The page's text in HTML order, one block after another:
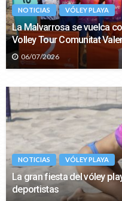
NOTICIAS VÓLEY PLAYA
La Malvarrosa se vuelca
Volley Tour Comunitat
06/07/2026
NOTICIAS VÓLEY PLAYA
La gran fiesta del vóley
deportistas